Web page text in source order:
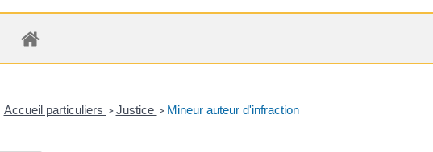
Accueil particuliers > Justice > Mineur auteur d'infraction